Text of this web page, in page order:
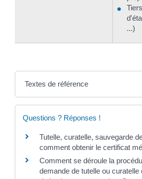
...)
Textes de référence
Questions ? Réponses !
Tutelle, curatelle, sauvegarde
comment obtenir le certificat
Comment se déroule la
demande de tutelle ou curatelle